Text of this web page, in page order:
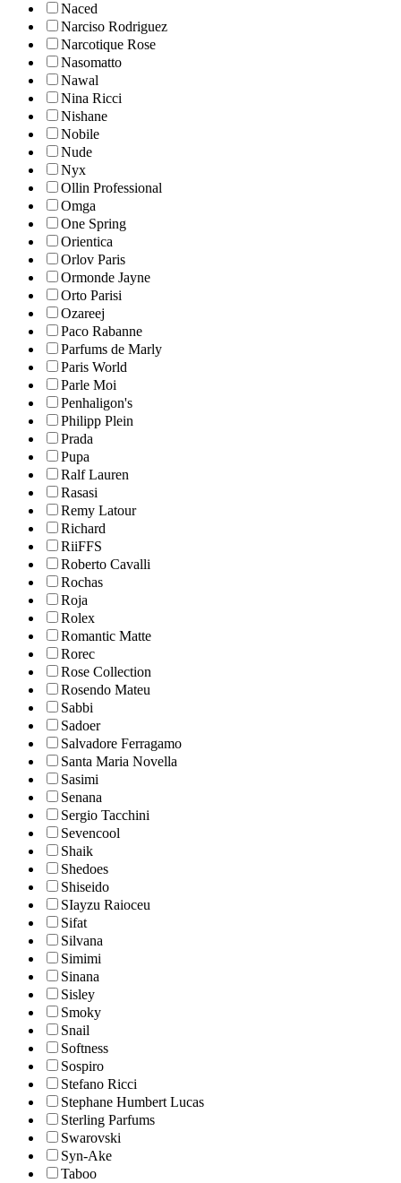
Naced
Narciso Rodriguez
Narcotique Rose
Nasomatto
Nawal
Nina Ricci
Nishane
Nobile
Nude
Nyx
Ollin Professional
Omga
One Spring
Orientica
Orlov Paris
Ormonde Jayne
Orto Parisi
Ozareej
Paco Rabanne
Parfums de Marly
Paris World
Parle Moi
Penhaligon's
Philipp Plein
Prada
Pupa
Ralf Lauren
Rasasi
Remy Latour
Richard
RiiFFS
Roberto Cavalli
Rochas
Roja
Rolex
Romantic Matte
Rorec
Rose Collection
Rosendo Mateu
Sabbi
Sadoer
Salvadore Ferragamo
Santa Maria Novella
Sasimi
Senana
Sergio Tacchini
Sevencool
Shaik
Shedoes
Shiseido
SIayzu Raioceu
Sifat
Silvana
Simimi
Sinana
Sisley
Smoky
Snail
Softness
Sospiro
Stefano Ricci
Stephane Humbert Lucas
Sterling Parfums
Swarovski
Syn-Ake
Taboo